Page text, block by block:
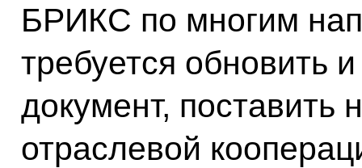
БРИКС по многим
требуется обновить
документ, поставить
отраслевой